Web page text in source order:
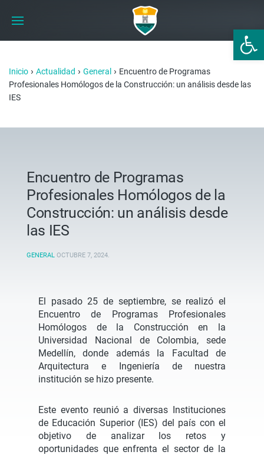
Abrir
Inicio › Actualidad › General › Encuentro de Programas
Profesionales Homólogos de la Construcción: un análisis desde las
IES
Encuentro de Programas
Profesionales Homólogos de la
Construcción: un análisis desde
las IES
GENERAL OCTUBRE 7, 2024.
El pasado 25 de septiembre, se realizó el
Encuentro de Programas Profesionales
Homólogos de la Construcción en la
Universidad Nacional de Colombia, sede
Medellín, donde además la Facultad de
Arquitectura e Ingeniería de nuestra
institución se hizo presente.
Este evento reunió a diversas Instituciones
de Educación Superior (IES) del país con el
objetivo de analizar los retos y
oportunidades que enfrenta el sector de la